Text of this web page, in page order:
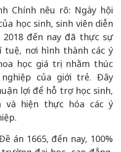
Chính nêu rõ: Ngày hội
học sinh, sinh viên diễn
đến nay đã thực sự
nơi hình thành các ý
học giá trị nhằm thúc
của giới trẻ. Đây
lợi để hỗ trợ học sinh,
và hiện thực hóa các ý
án 1665, đến nay, 100%